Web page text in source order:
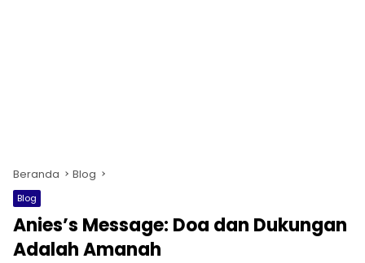
Beranda Blog
Blog
Anies’s Message: Doa dan Dukungan
Adalah Amanah